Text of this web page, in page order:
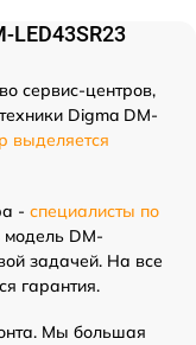
LED43SR23
сервис-центров,
Digma DM-
выделяется
- специалисты по
модель DM-
задачей. На все
гарантия.
Мы большая